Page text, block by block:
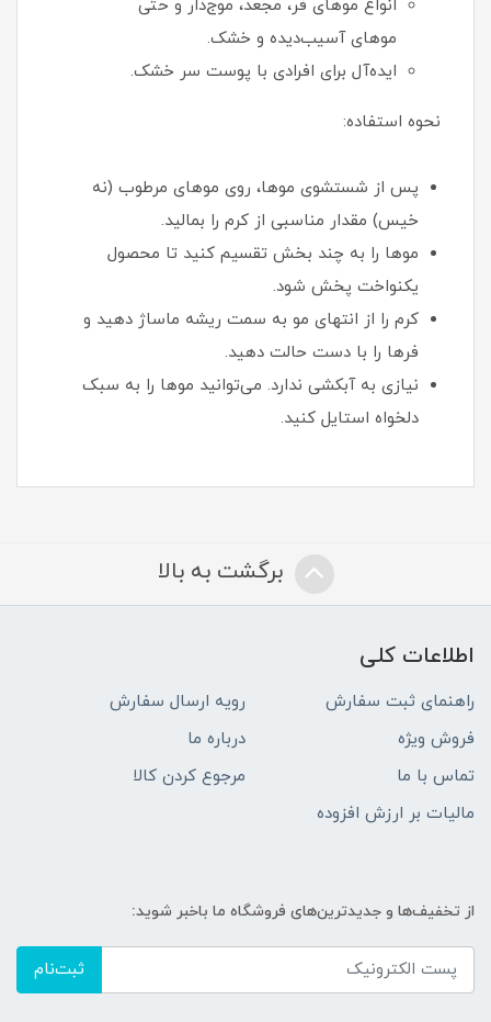
انواع موهای فر، مجعد، موج‌دار و حتی
موهای آسیب‌دیده و خشک.
ایده‌آل برای افرادی با پوست سر خشک.
نحوه استفاده:
پس از شستشوی موها، روی موهای مرطوب (نه
خیس) مقدار مناسبی از کرم را بمالید.
موها را به چند بخش تقسیم کنید تا محصول
یکنواخت پخش شود.
کرم را از انتهای مو به سمت ریشه ماساژ دهید و
فرها را با دست حالت دهید.
نیازی به آبکشی ندارد. می‌توانید موها را به سبک
دلخواه استایل کنید.
برگشت به بالا
اطلاعات کلی
راهنمای ثبت سفارش
رویه ارسال سفارش
فروش ویژه
درباره ما
تماس با ما
مرجوع کردن کالا
مالیات بر ارزش افزوده
از تخفیف‌ها و جدیدترین‌های فروشگاه ما باخبر شوید:
ثبت‌نام